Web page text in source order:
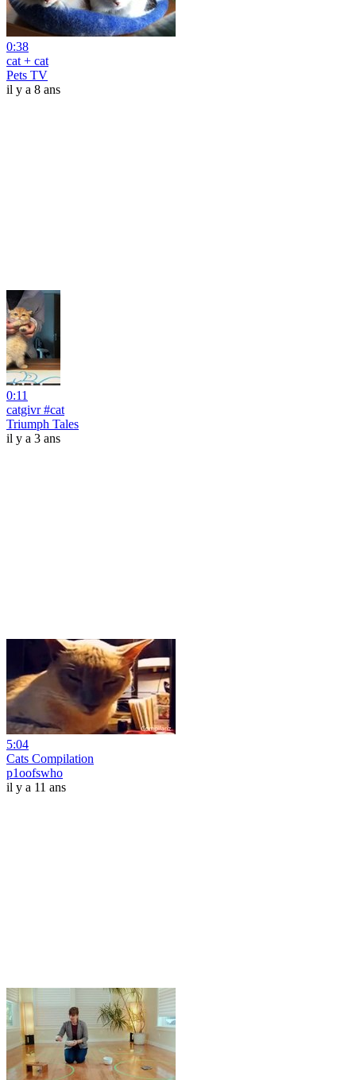
0:38
cat + cat
Pets TV
il y a 8 ans
0:11
catgivr #cat
Triumph Tales
il y a 3 ans
5:04
Cats Compilation
p1oofswho
il y a 11 ans